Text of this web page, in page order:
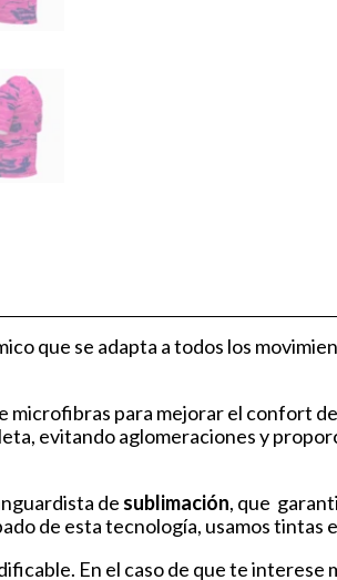
que se adapta a todos los
microfibras para mejorar el confort
evitando aglomeraciones y
de sublimación, que
de esta tecnología, usamos tintas
En el caso de que te